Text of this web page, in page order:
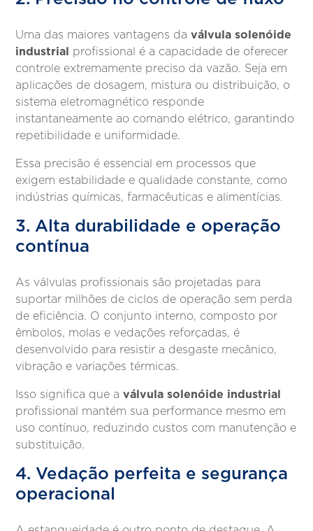
Uma das maiores vantagens daválvula solenóide
industrial profissional é a capacidade de oferecer
controle extremamente preciso da vazão. Seja em
aplicações de dosagem, mistura ou distribuição, o
sistema eletromagnético responde
instantaneamente ao comando elétrico, garantindo
repetibilidade e uniformidade.
Essa precisão é essencial em processos que
exigem estabilidade e qualidade constante, como
indústrias químicas, farmacêuticas e alimentícias.
3. Alta durabilidade e operação
contínua
As válvulas profissionais são projetadas para
suportar milhões de ciclos de operação sem perda
de eficiência. O conjunto interno, composto por
êmbolos, molas e vedações reforçadas, é
desenvolvido para resistir a desgaste mecânico,
vibração e variações térmicas.
Isso significa que aválvula solenóide industrial
profissional mantém sua performance mesmo em
uso contínuo, reduzindo custos com manutenção e
substituição.
4. Vedação perfeita e segurança
operacional